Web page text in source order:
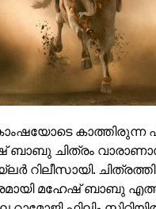
ബാബു ചിത്രം
റിലീസായി.
മഹേഷ് ബാബു